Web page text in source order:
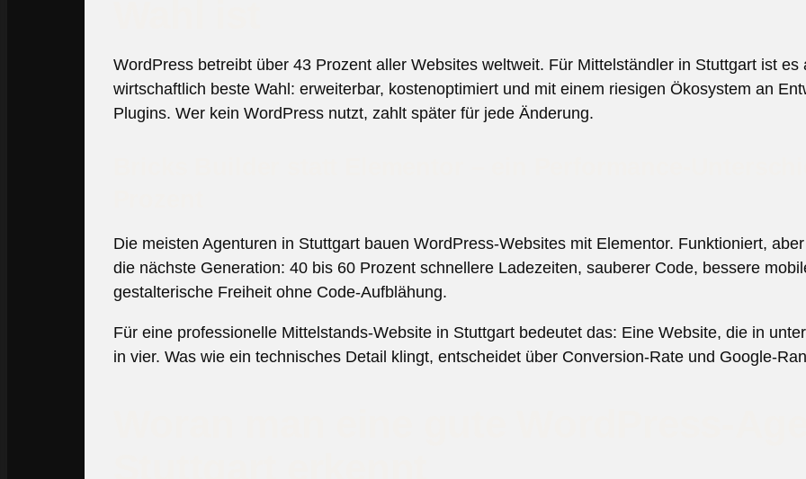
WordPress betreibt über 43 Prozent aller Websites weltweit. Für Mittelständler in Stuttgart ist es
wirtschaftlich beste Wahl: erweiterbar, kostenoptimiert und mit einem riesigen Ökosystem an
Plugins. Wer kein WordPress nutzt, zahlt später für jede Änderung.
Die meisten Agenturen in Stuttgart bauen WordPress-Websites mit Elementor. Funktioniert,
die nächste Generation: 40 bis 60 Prozent schnellere Ladezeiten, sauberer Code, bessere
gestalterische Freiheit ohne Code-Aufblähung.
Für eine professionelle Mittelstands-Website in Stuttgart bedeutet das: Eine Website, die in
in vier. Was wie ein technisches Detail klingt, entscheidet über Conversion-Rate und Google-